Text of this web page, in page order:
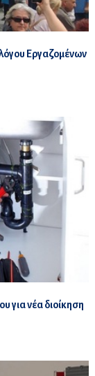
Εργαζομένων
για νέα διοίκηση